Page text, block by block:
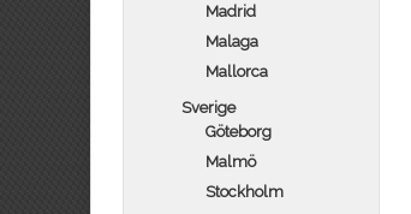
Madrid
Malaga
Mallorca
Sverige
Göteborg
Malmö
Stockholm